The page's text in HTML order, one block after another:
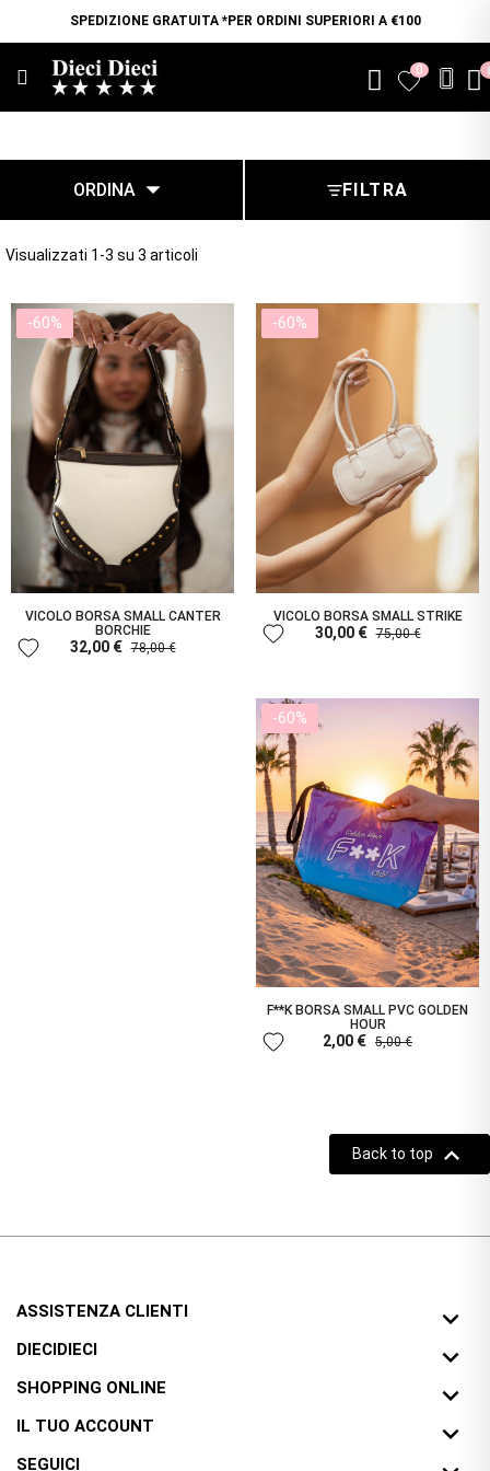
SPEDIZIONE GRATUITA *PER ORDINI SUPERIORI A €100
favorite0
ORDINA FILTRA
Visualizzati 1-3 su 3 articoli
-60%
VICOLO BORSA SMALL CANTER
BORCHIE
32,00 € 78,00 €
favorite
-60%
VICOLO BORSA SMALL STRIKE
30,00 € 75,00 €
favorite
-60%
F**K BORSA SMALL PVC GOLDEN
HOUR
2,00 € 5,00 €
favorite
Back to top 
ASSISTENZA CLIENTI 
DIECIDIECI 
SHOPPING ONLINE 
IL TUO ACCOUNT 
SEGUICI